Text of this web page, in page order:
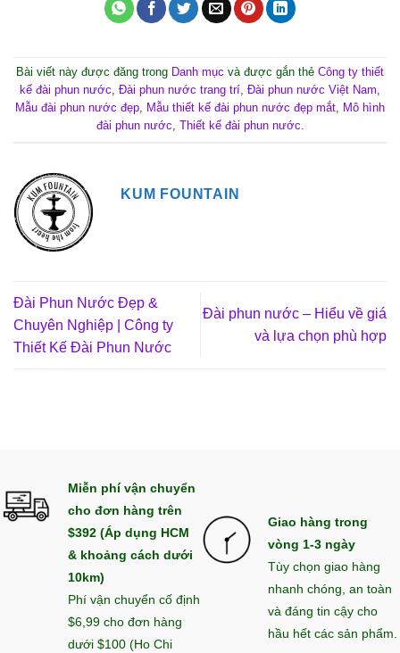
Bài viết này được đăng trong Danh mục và được gắn thẻ Công ty thiết
kế đài phun nước, Đài phun nước trang trí, Đài phun nước Việt Nam,
Mẫu đài phun nước đẹp, Mẫu thiết kế đài phun nước đẹp mắt, Mô hình
đài phun nước, Thiết kế đài phun nước.
KUM FOUNTAIN
Đài Phun Nước Đẹp &
Chuyên Nghiệp | Công ty
Thiết Kế Đài Phun Nước
Đài phun nước – Hiểu về giá
và lựa chọn phù hợp
Miễn phí vận chuyển
cho đơn hàng trên
$392 (Áp dụng HCM
& khoảng cách dưới
10km)
Phí vận chuyển cố định
$6,99 cho đơn hàng
dưới $100 (Ho Chi
Giao hàng trong
vòng 1-3 ngày
Tùy chọn giao hàng
nhanh chóng, an toàn
và đáng tin cậy cho
hầu hết các sản phẩm.